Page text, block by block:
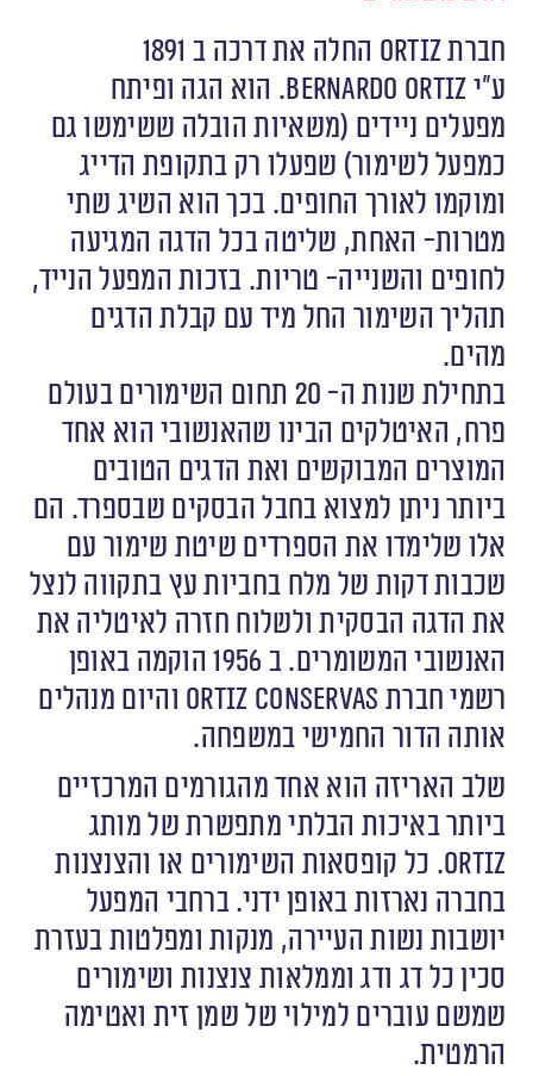
חברתOrtiz
החלה את דרכה ב 1891
ע״יBernardo Ortiz. הוא הגה ופיתח
מפעלים ניידים (משאיות הובלה ששימשו גם
כמפעל לשימור) שפעלו רק בתקופת הדייג
ומוקמו לאורך החופים. בכך הוא השיג שתי
מטרות- האחת, שליטה בכל הדגה המגיעה
לחופים והשנייה- טריות. בזכות המפעל הנייד,
תהליך השימור החל מיד עם קבלת הדגים
מהים.
בתחילת שנות ה- 20 תחום השימורים בעולם
פרח, האיטלקים הבינו שהאנשובי הוא אחד
המוצרים המבוקשים ואת הדגים הטובים
ביותר ניתן למצוא בחבל הבסקים שבספרד. הם
אלו שלימדו את הספרדים שיטת שימור עם
שכבות דקות של מלח בחביות עץ בתקווה לנצל
את הדגה הבסקית ולשלוח חזרה לאיטליה את
האנשובי המשומרים. ב 1956 הוקמה באופן
רשמי חברת Ortiz Conservas והיום מנהלים
אותה הדור החמישי במשפחה.
שלב האריזה הוא אחד מהגורמים המרכזיים
ביותר באיכות הבלתי מתפשרת של מותג
Ortiz. כל קופסאות השימורים או והצנצנות
בחברה נארזות באופן ידני. ברחבי המפעל
יושבות נשות העיירה, מנקות ומפלטות בעזרת
סכין כל דג ודג וממלאות צנצנות ושימורים
שמשם עוברים למילוי של שמן זית ואטימה
הרמטית.